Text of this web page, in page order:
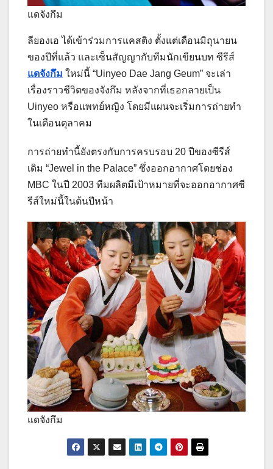
แดจังกึม
ลียองเอ ได้เข้าร่วมการแคสติง ตั้งแต่เดือนมิถุนายน
ของปีที่แล้ว และเซ็นสัญญากับทีมนักเขียนบท ซีรีส์
แดจังกึม ใหม่นี้ “Uinyeo Dae Jang Geum” จะเล่า
เรื่องราวชีวิตของจังกึม หลังจากที่เธอกลายเป็น
Uinyeo หรือแพทย์หญิง โดยมีแผนจะเริ่มการถ่ายทำ
ในเดือนตุลาคม
การถ่ายทำนี้ยังตรงกับการครบรอบ 20 ปีของซีรีส์
เดิม “Jewel in the Palace” ซึ่งออกอากาศโดยช่อง
MBC ในปี 2003 ทีมผลิตมีเป้าหมายที่จะออกอากาศซี
รีส์ใหม่นี้ในต้นปีหน้า
แดจังกึม